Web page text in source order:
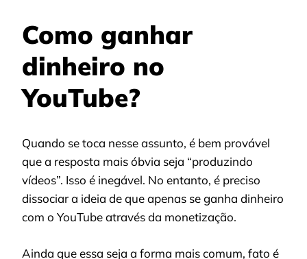
Como ganhar
dinheiro no
YouTube?
Quando se toca nesse assunto, é bem provável
que a resposta mais óbvia seja “produzindo
vídeos”. Isso é inegável. No entanto, é preciso
dissociar a ideia de que apenas se ganha dinheiro
com o YouTube através da monetização.
Ainda que essa seja a forma mais comum, fato é